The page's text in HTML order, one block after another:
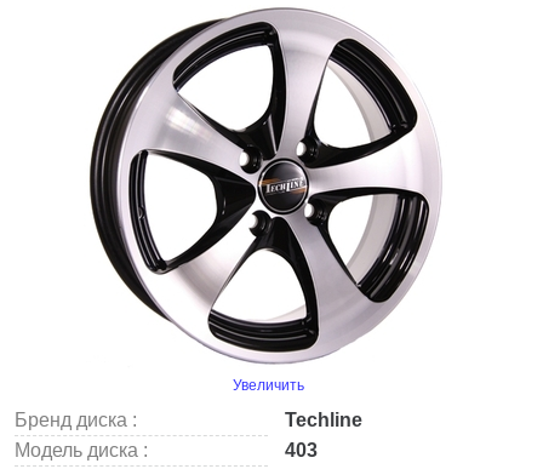
Увеличить
Бренд диска :
Techline
Модель диска :
403